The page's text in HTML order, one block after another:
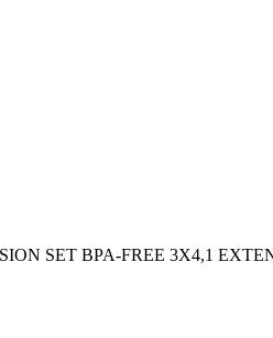
SET BPA-FREE 3X4,1